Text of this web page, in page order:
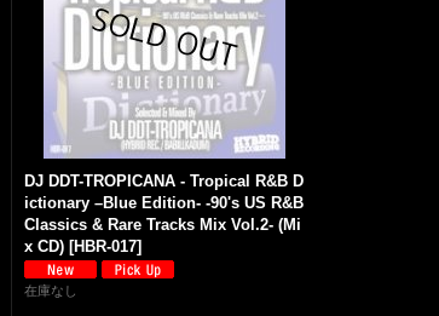
DJ DDT-TROPICANA - Tropical R&B D
ictionary –Blue Edition- -90's US R&B
Classics & Rare Tracks Mix Vol.2- (Mi
x CD) [HBR-017]
在庫なし